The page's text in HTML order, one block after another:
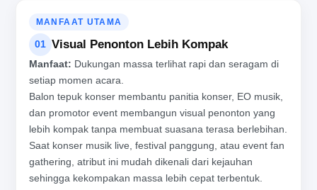
MANFAAT UTAMA
01 Visual Penonton Lebih Kompak
Manfaat: Dukungan massa terlihat rapi dan seragam di
setiap momen acara.
Balon tepuk konser membantu panitia konser, EO musik,
dan promotor event membangun visual penonton yang
lebih kompak tanpa membuat suasana terasa berlebihan.
Saat konser musik live, festival panggung, atau event fan
gathering, atribut ini mudah dikenali dari kejauhan
sehingga kekompakan massa lebih cepat terbentuk.